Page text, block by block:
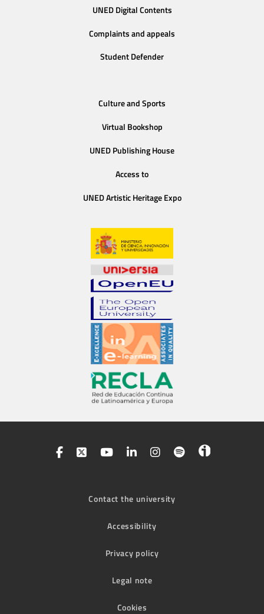
UNED Digital Contents
Complaints and appeals
Student Defender
Culture and Sports
Virtual Bookshop
UNED Publishing House
Access to
UNED Artistic Heritage Expo
Contact the university
Accessibility
Privacy policy
Legal note
Cookies